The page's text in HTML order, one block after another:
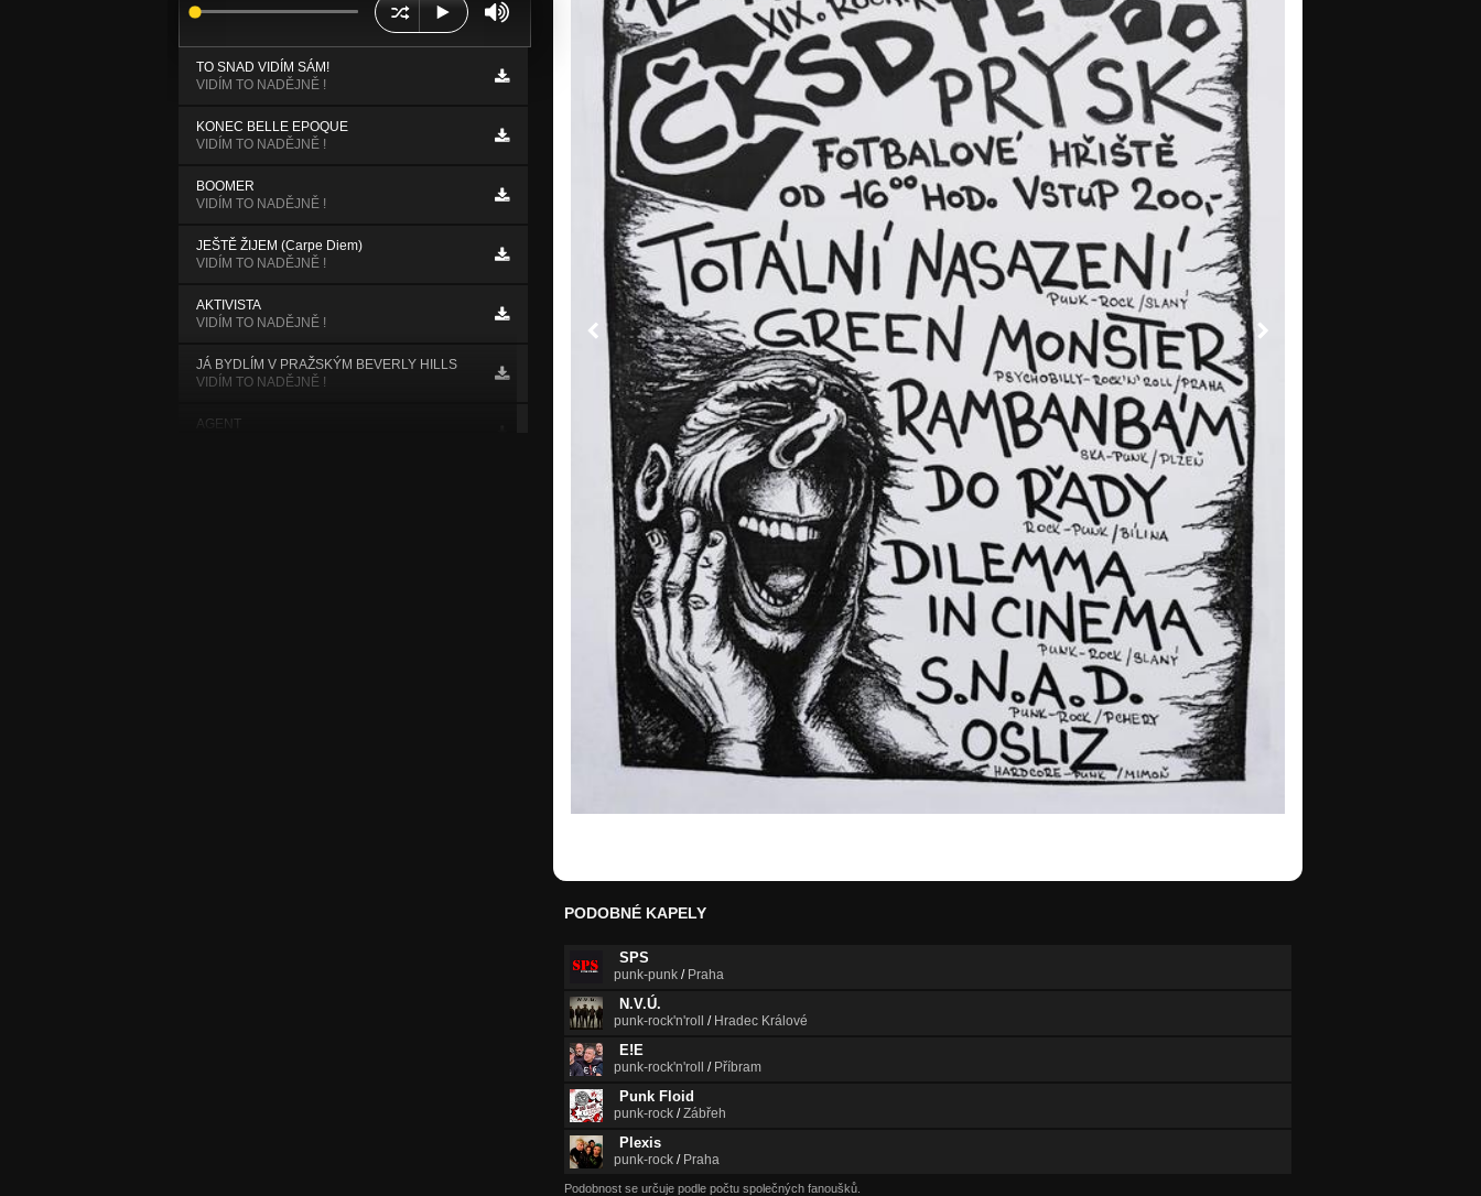
TO SNAD VIDÍM SÁM!
VIDÍM TO NADĚJNĚ !
KONEC BELLE EPOQUE
VIDÍM TO NADĚJNĚ !
BOOMER
VIDÍM TO NADĚJNĚ !
JEŠTĚ ŽIJEM (Carpe Diem)
VIDÍM TO NADĚJNĚ !
AKTIVISTA
VIDÍM TO NADĚJNĚ !
JÁ BYDLÍM V PRAŽSKÝM BEVERLY HILLS
VIDÍM TO NADĚJNĚ !
AGENT
PODOBNÉ KAPELY
SPS
punk-punk / Praha
N.V.Ú.
punk-rock'n'roll / Hradec Králové
E!E
punk-rock'n'roll / Příbram
Punk Floid
punk-rock /Zábřeh
Plexis
punk-rock / Praha
Podobnost se určuje podle počtu společných fanoušků.